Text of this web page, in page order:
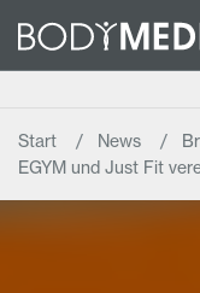
Start News
EGYM und Just Fit